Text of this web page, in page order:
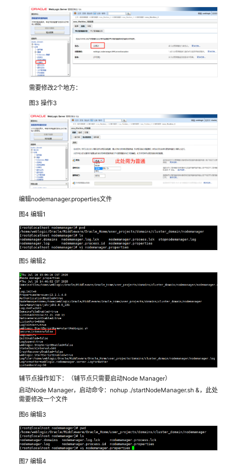
CAXA
一
体
化
解
决
方
用
友
装
备
制
造
企
数
字
化
解
决
方
案
需要修改2个地方：
图3 操作3
编辑nodemanager.properties文件
图4 编辑1
图5 编辑2
辅节点操作如下：（辅节点只需要启动Node Manager）
启动Node Manager，启动命令：nohup ./startNodeManager.sh &，此处
需要修改一个文件
图6 编辑3
图7 编辑4